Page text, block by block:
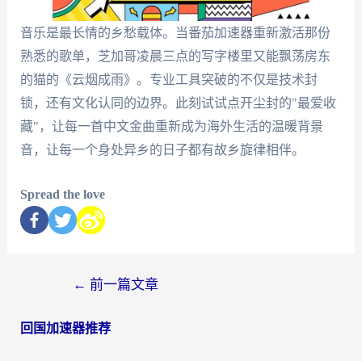
音乐是最长情的乡愁载体。当番茄加速器重新激活那份
熟悉的歌单，芝加哥凌晨三点的写字楼里又能飘荡房东
的猫的《云烟成雨》。专业工具突破的不仅是技术封
锁，还有文化认同的边界。此刻试试点开尘封的"最爱收
藏"，让每一首中文金曲重新成为海外生活的温暖背景
音，让每一个身处异乡的日子都有故乡旋律相伴。
Spread the love
← 前一篇文章
回国加速器推荐